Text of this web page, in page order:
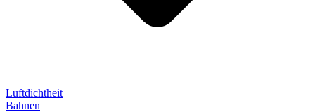
Luftdichtheit
Bahnen